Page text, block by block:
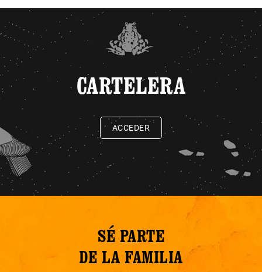
CARTELERA
ACCEDER
SÉ PARTE
DE LA FAMILIA